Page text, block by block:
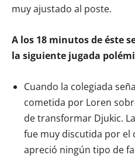
muy ajustado al poste.
A los 18 minutos de éste
la siguiente jugada
Cuando la colegiada
cometida por Loren
de transformar Djukic.
fue muy discutida por el
apreció ningún tipo de